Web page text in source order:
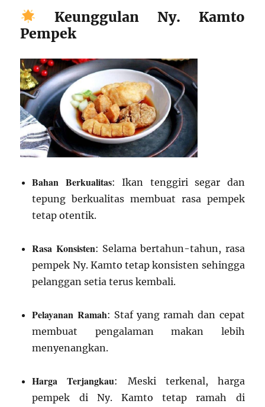
Keunggulan Ny. Kamto
Pempek
Bahan Berkualitas: Ikan tenggiri segar dan
tepung berkualitas membuat rasa pempek
tetap otentik.
Rasa Konsisten: Selama bertahun-tahun, rasa
pempek Ny. Kamto tetap konsisten sehingga
pelanggan setia terus kembali.
Pelayanan Ramah: Staf yang ramah dan cepat
membuat pengalaman makan lebih
menyenangkan.
Harga Terjangkau: Meski terkenal, harga
pempek di Ny. Kamto tetap ramah di